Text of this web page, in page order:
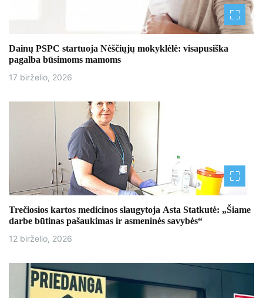
a
r
š
ų
Dainų PSPC startuoja Nėščiųjų mokyklėlė: visapusiška
pagalba būsimoms mamoms
17 birželio, 2026
Trečiosios kartos medicinos slaugytoja Asta Statkutė: „Šiame
darbe būtinas pašaukimas ir asmeninės savybės“
12 birželio, 2026